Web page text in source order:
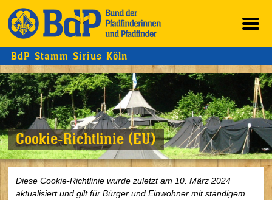
BdP Stamm Sirius Köln
Cookie-Richtlinie (EU)
Diese Cookie-Richtlinie wurde zuletzt am 10. März 2024
aktualisiert und gilt für Bürger und Einwohner mit ständigem